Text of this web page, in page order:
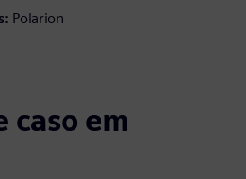
Polarion
caso em